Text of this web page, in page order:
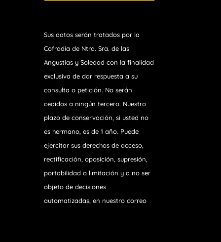
Sus datos serán tratados por la
Cofradía de Ntra. Sra. de las
Angustias y Soledad con la finalidad
exclusiva de dar respuesta a su
consulta o petición. No serán
cedidos a ningún tercero. Nuestro
plazo de conservación, si usted no
es hermano, es de 1 año. Puede
ejercitar sus derechos de acceso,
rectificación, oposición, supresión,
portabilidad o limitación y a no ser
objeto de decisiones
automatizadas, en nuestro correo